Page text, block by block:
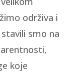
održiva i
smo na
koje